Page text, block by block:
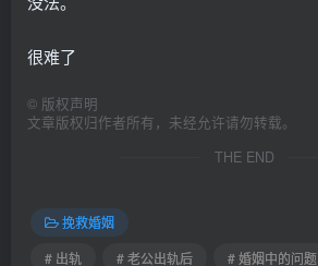
很难了
© 版权声明
文章版权归作者所有，未经允许请勿转载。
THE END
挽救婚姻
# 出轨
# 老公出轨后 # 婚姻中的问题